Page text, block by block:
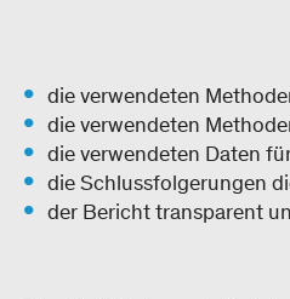
die verwendeten
die verwendeten
die verwendeten Daten
die Schlussfolgerungen
der Bericht transparent